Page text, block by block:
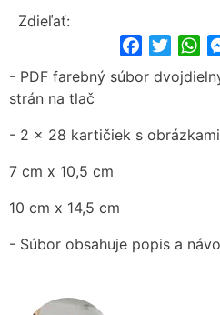
Zdieľať:
FacebookTwitter
- PDF farebný súbor
strán na tlač
- 2 x 28 kartičiek s
7 cm x 10,5 cm
10 cm x 14,5 cm
- Súbor obsahuje popis a